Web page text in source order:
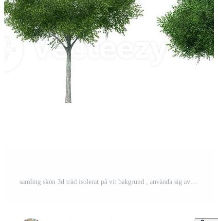
samling skön 3d träd isolerat på vit bakgrund , använda sig av för visualisering i arkitektonisk design eller trädgård dekorera Pro Foto